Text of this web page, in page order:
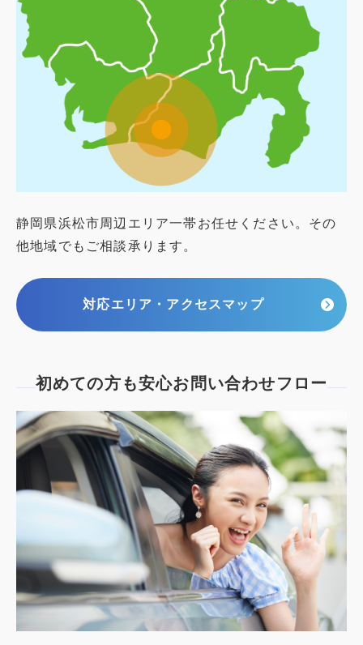
静岡県浜松市周辺エリア一帯お任せください。その
他地域でもご相談承ります。
対応エリア・アクセスマップ
初めての方も安心お問い合わせフロー